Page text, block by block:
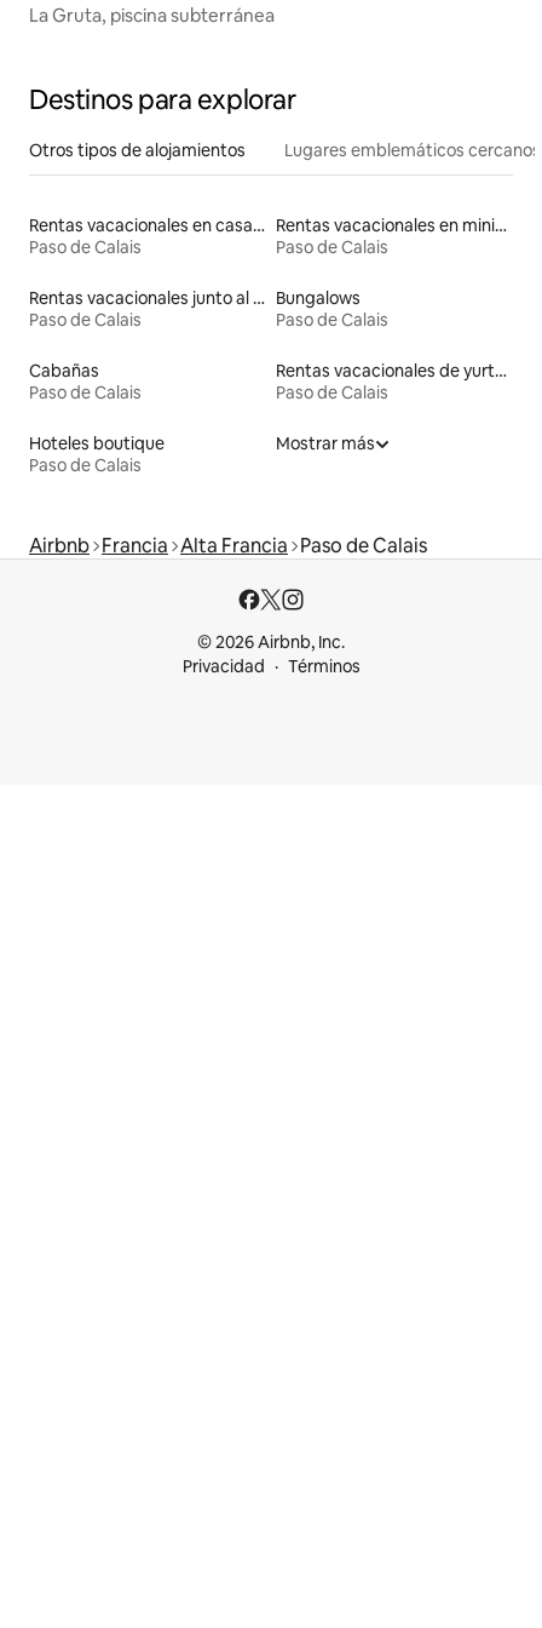
La Gruta, piscina subterránea
Destinos para explorar
Otros tipos de alojamientos Lugares emblemáticos cercanos
Rentas vacacionales en casas adosadas
Paso de Calais
Rentas vacacionales en minicasas
Paso de Calais
Rentas vacacionales junto al agua
Paso de Calais
Bungalows
Paso de Calais
Cabañas
Paso de Calais
Rentas vacacionales de yurtas con jacuzzi
Paso de Calais
Hoteles boutique
Paso de Calais
Mostrar más
Airbnb Francia Alta Francia Paso de Calais
© 2026 Airbnb, Inc.
Privacidad
Términos